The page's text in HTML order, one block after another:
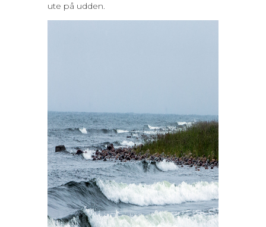
ute på udden.